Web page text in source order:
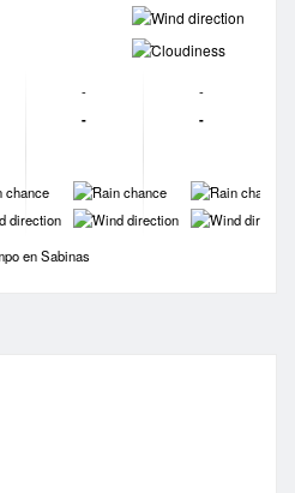
-
-
-
-
-
-
-
-
-
-
en Sabinas